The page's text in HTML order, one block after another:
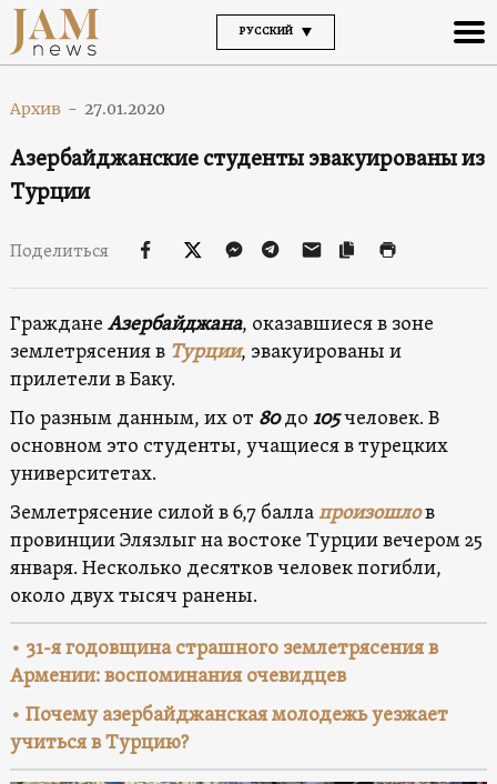
РУССКИЙ
Архив - 27.01.2020
Азербайджанские студенты эвакуированы из
Турции
Поделиться
Граждане Азербайджана, оказавшиеся в зоне
землетрясения в Турции, эвакуированы и
прилетели в Баку.
По разным данным, их от 80до 105человек. В
основном это студенты, учащиеся в турецких
университетах.
Землетрясение силой в 6,7 баллапроизошлов
провинции Элязлыг на востоке Турции вечером 25
января. Несколько десятков человек погибли,
около двух тысяч ранены.
• 31-я годовщина страшного землетрясения в
Армении: воспоминания очевидцев
• Почему азербайджанская молодежь уезжает
учиться в Турцию?